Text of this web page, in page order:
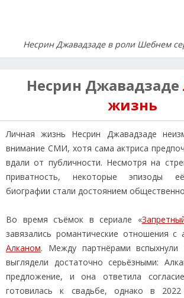
Несрин Джавадзаде в роли Шебнем
Несрин Джавадзаде
жизнь
Личная жизнь Несрин Джавадзаде
внимание СМИ, хотя сама актриса
вдали от публичности. Несмотря на
приватность, некоторые эпизоды
биографии стали достоянием
Во время съёмок в сериале «
завязались романтические отношения с
Алканом. Между партнёрами вспыхнули
выглядели достаточно серьёзными:
предложение, и она ответила
готовилась к свадьбе, однако в